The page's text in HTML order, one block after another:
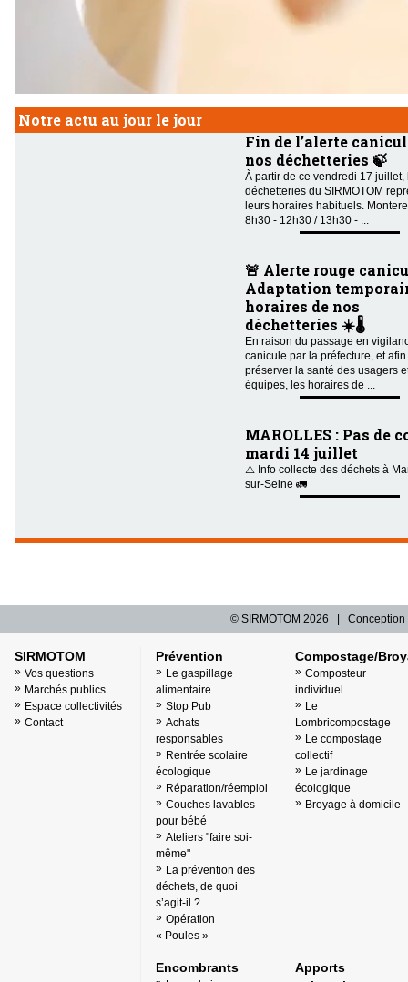
Notre actu au jour le jour
Fin de l’alerte
nos déchetteries 🍃
À partir de ce vendredi 17 juillet,
déchetteries du SIRMOTOM
leurs horaires habituels.
8h30 - 12h30 / 13h30 - ...
🚨 Alerte rouge
Adaptation
horaires de nos
déchetteries ☀️🌡️
En raison du passage en
canicule par la préfecture, et
préserver la santé des usagers
équipes, les horaires de ...
MAROLLES : Pas de
mardi 14 juillet
⚠️ Info collecte des déchets à
sur-Seine 🚛
© SIRMOTOM 2026 | Conception
SIRMOTOM
Vos questions
Marchés publics
Espace collectivités
Contact
Prévention
Le gaspillage
alimentaire
Stop Pub
Achats
responsables
Rentrée scolaire
écologique
Réparation/réemploi
Couches lavables
pour bébé
Ateliers "faire soi-
même"
La prévention des
déchets, de quoi
s’agit-il ?
Opération
« Poules »
Compostage/
Composteur
individuel
Le
Lombricompostage
Le compostage
collectif
Le jardinage
écologique
Broyage à domicile
Encombrants
Apports